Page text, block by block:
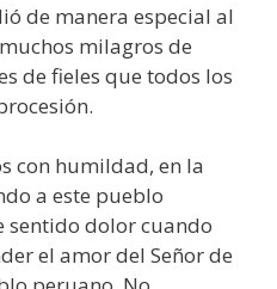
de manera especial al
milagros de
de fieles que todos los
con humildad, en la
a este pueblo
sentido dolor cuando
el amor del Señor de